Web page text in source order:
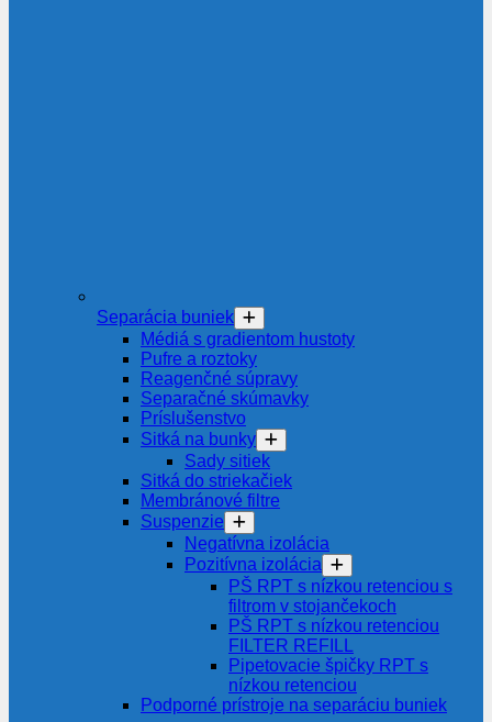
Separácia buniek
Médiá s gradientom hustoty
Pufre a roztoky
Reagenčné súpravy
Separačné skúmavky
Príslušenstvo
Sitká na bunky
Sady sitiek
Sitká do striekačiek
Membránové filtre
Suspenzie
Negatívna izolácia
Pozitívna izolácia
PŠ RPT s nízkou retenciou s
filtrom v stojančekoch
PŠ RPT s nízkou retenciou
FILTER REFILL
Pipetovacie špičky RPT s
nízkou retenciou
Podporné prístroje na separáciu buniek